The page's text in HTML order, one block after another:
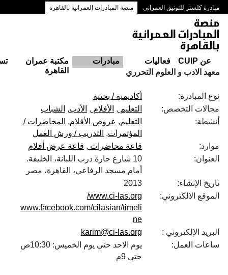
مبادرة كلستر للتوثيق العمراني منصة المبادرات العمرانية بالقاهرة
ممرات وسط البلد بالقاهرة
عن CUIP فعاليات مبادرات
مكتبة عمران
القاهرة
معهد الادب و العلوم التحرري
نوع المبادرة:
أكاديمية / بحثية
مجالات التخصص:
التعليم الأفلام الأدب
الشباب
أنشطة:
التعليم عروض الأفلام
المحاضرات /
المؤتمرات
التدريب / ورش العمل
موارد:
قاعة محاضرات
قاعة عرض أفلام
العنوان:
10 شارع حارة درب اللبانة، الخليفة.
أمام مسجد الرفاعي، القاهرة، مصر
تاريخ الإنشاء:
2013
الموقع الالكتروني:
www.ci-las.org/
www.facebook.com/cilasian/timeli
ne
البريد الإلكتروني :
karim@ci-las.org
ساعات العمل:
يوم الاحد حتي يوم الخميس: 10:30ص
حتي 9م